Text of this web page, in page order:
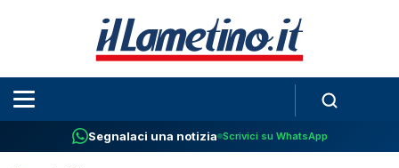
Segnalaci una notizia Scrivici su WhatsApp